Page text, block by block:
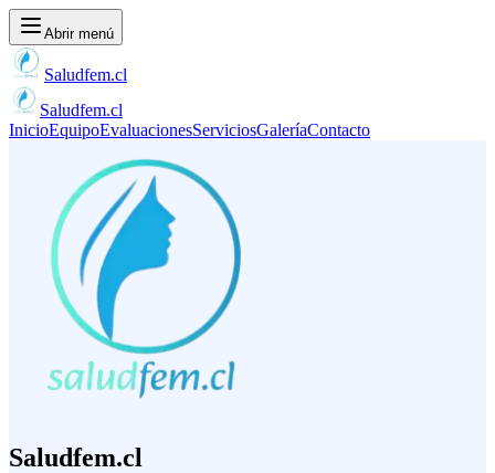
Abrir menú
Saludfem.cl
Saludfem.cl
InicioEquipoEvaluacionesServiciosGaleríaContacto
Saludfem.cl